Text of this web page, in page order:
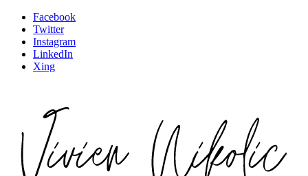
Facebook
Twitter
Instagram
LinkedIn
Xing